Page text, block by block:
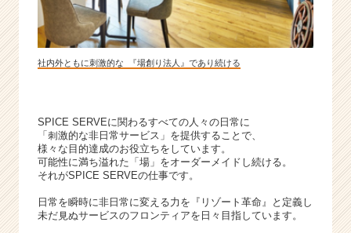
カ
ウ
ト
が
活
サ
イ
ト
ア
キ
社内外ともに刺激的な 『場創り法人』であり続ける
SPICE SERVEに関わるすべての人々の日常に
「刺激的な非日常サービス」を提供することで、
様々な目的達成のお役立ちをしています。
可能性に満ち溢れた「場」をオーダーメイドし続ける。
それがSPICE SERVEの仕事です。
日常を瞬時に非日常に変える力を『リゾート革命』と定義し
未だ見ぬサービスのフロンティアを日々目指しています。